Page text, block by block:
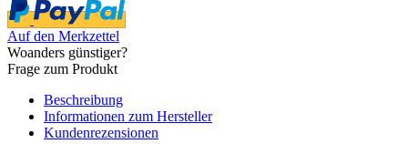
Auf den Merkzettel
Woanders günstiger?
Frage zum Produkt
Beschreibung
Informationen zum Hersteller
Kundenrezensionen